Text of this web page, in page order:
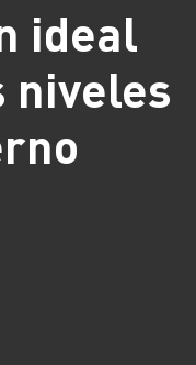
ideal
niveles